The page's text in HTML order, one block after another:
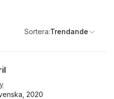
Sortera:Trendande
2020